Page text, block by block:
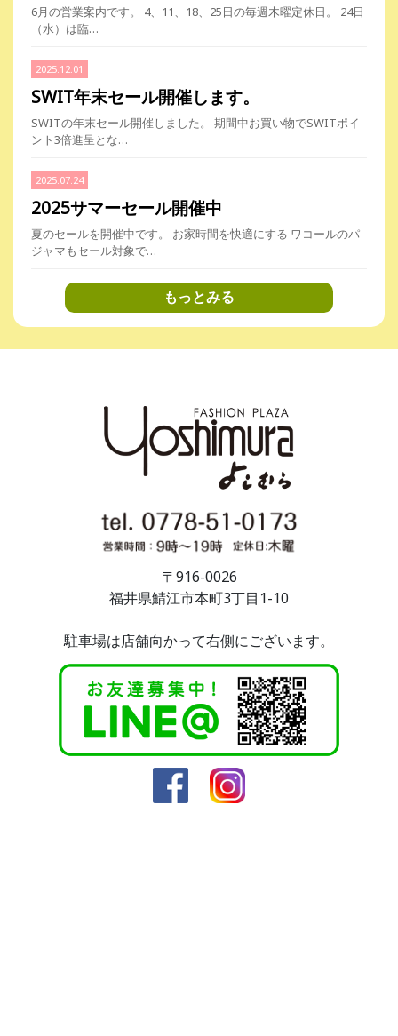
6月の営業案内です。 4、11、18、25日の毎週木曜定休日。 24日
（水）は臨…
2025.12.01
SWIT年末セール開催します。
SWITの年末セール開催しました。 期間中お買い物でSWITポイ
ント3倍進呈とな…
2025.07.24
2025サマーセール開催中
夏のセールを開催中です。 お家時間を快適にする ワコールのパ
ジャマもセール対象で…
もっとみる
〒916-0026
福井県鯖江市本町3丁目1-10
駐車場は店舗向かって右側にございます。